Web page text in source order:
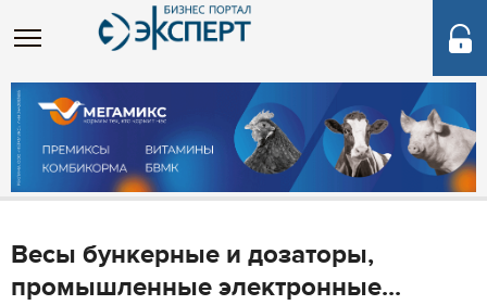
Весы бункерные и дозаторы,
промышленные электронные...